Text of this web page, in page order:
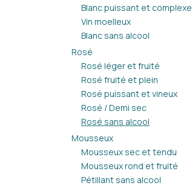
Blanc puissant et complexe
Vin moelleux
Blanc sans alcool
Rosé
Rosé léger et fruité
Rosé fruité et plein
Rosé puissant et vineux
Rosé / Demi sec
Rosé sans alcool
Mousseux
Mousseux sec et tendu
Mousseux rond et fruité
Pétillant sans alcool